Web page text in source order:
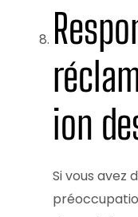
ion
Si vous avez